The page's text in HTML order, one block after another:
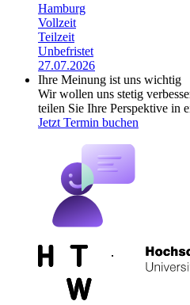
Hamburg
Vollzeit
Teilzeit
Unbefristet
27.07.2026
Ihre Meinung ist uns wichtig
Wir wollen uns stetig
teilen Sie Ihre Perspektive in
Jetzt Termin buchen